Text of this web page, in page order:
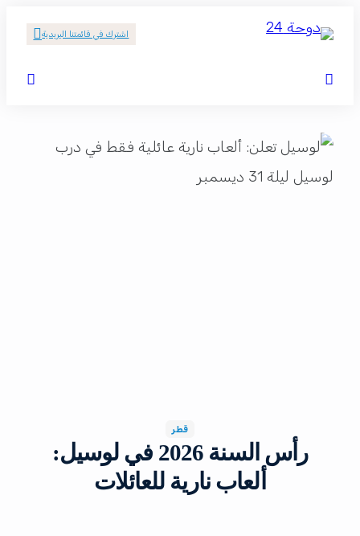
اشترك في قائمتنا البريدية
قطر
رأس السنة 2026 في لوسيل:
ألعاب نارية للعائلات